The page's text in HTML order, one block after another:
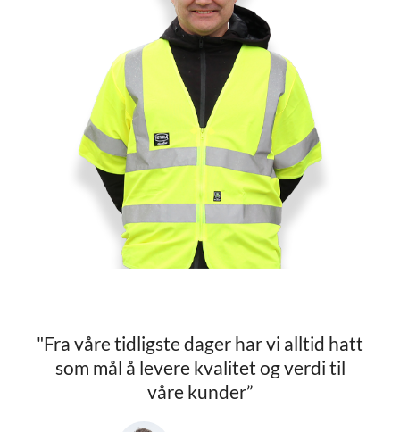
"Fra våre tidligste dager har vi alltid hatt
som mål å levere kvalitet og verdi til
våre kunder”